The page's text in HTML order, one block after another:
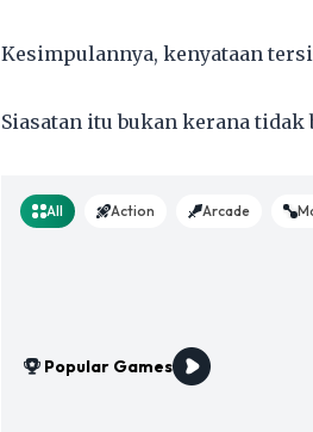
Kesimpulannya, kenyataan
Siasatan itu bukan kerana tidak